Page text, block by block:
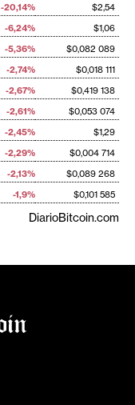
-20,14%
$2,54
-6,24%
$1,06
-5,36%
$0,082 089
-2,74%
$0,018 111
-2,67%
$0,419 138
-2,61%
$0,053 074
-2,45%
$1,29
-2,29%
$0,004 714
-2,13%
$0,089 268
-1,9% $0,101 585
DiarioBitcoin.com